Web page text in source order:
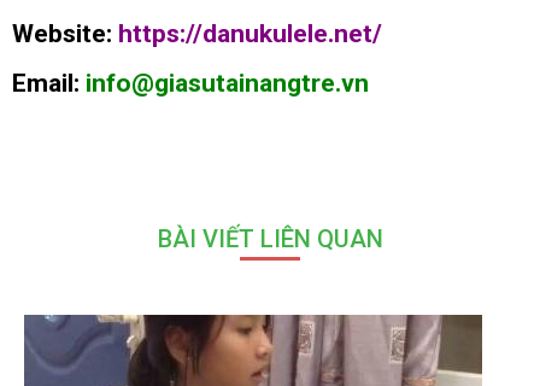
Website: https://danukulele.net/
Email: info@giasutainangtre.vn
BÀI VIẾT LIÊN QUAN